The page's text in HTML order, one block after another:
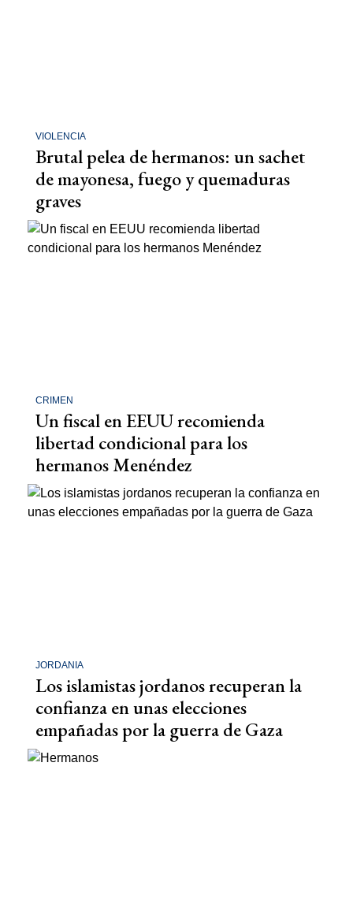
VIOLENCIA
Brutal pelea de hermanos: un sachet
de mayonesa, fuego y quemaduras
graves
CRIMEN
Un fiscal en EEUU recomienda
libertad condicional para los
hermanos Menéndez
JORDANIA
Los islamistas jordanos recuperan la
confianza en unas elecciones
empañadas por la guerra de Gaza